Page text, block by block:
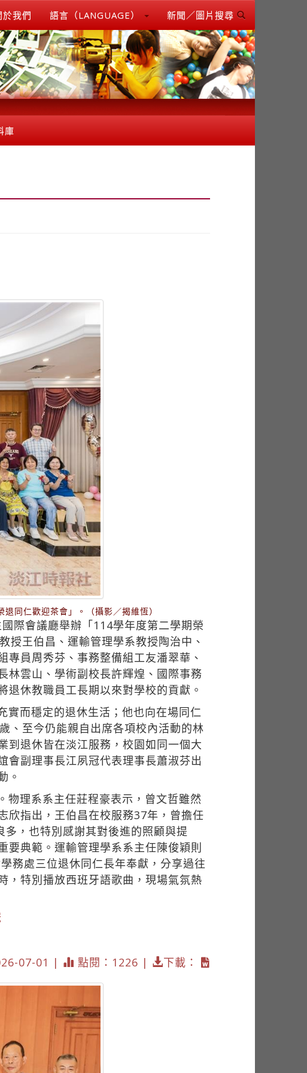
於我們 語言（LANGUAGE） 新聞／圖片搜尋
庫
同仁歡迎茶會」。（攝影／揭維恆）
際會議廳舉辦「114學年度第二學期榮
授王伯昌、運輸管理學系教授陶治中、
員周秀芬、事務整備組工友潘翠華、
林雲山、學術副校長許輝煌、國際事務
休教職員工長期以來對學校的貢獻。
實而穩定的退休生活；他也向在場同仁
、至今仍能親自出席各項校內活動的林
到退休皆在淡江服務，校園如同一個大
會副理事長江夙冠代表理事長蕭淑芬出
。
物理系系主任莊程豪表示，曾文哲雖然
欣指出，王伯昌在校服務37年，曾擔任
，也特別感謝其對後進的照顧與提
要典範。運輸管理學系系主任陳俊穎則
務處三位退休同仁長年奉獻，分享過往
，特別播放西班牙語歌曲，現場氣氛熱
07-01 | 點閱：1226 | 下載：